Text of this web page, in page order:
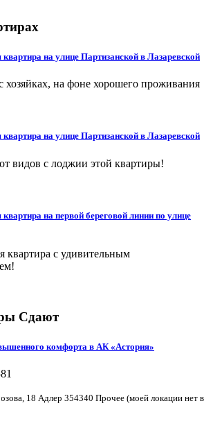
на улице Партизанской в Лазаревской
хозяйках, на фоне хорошего проживания
на улице Партизанской в Лазаревской
видов с лоджии этой квартиры!
на первой береговой линии по улице
квартира с удивительным
Сдают
комфорта в АК «Астория»
18 Адлер 354340 Прочее (моей локации нет в